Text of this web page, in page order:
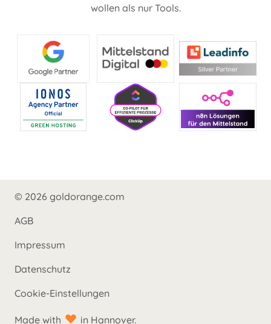
wollen als nur Tools.
© 2026 goldorange.com
AGB
Impressum
Datenschutz
Cookie-Einstellungen
Made with in Hannover.